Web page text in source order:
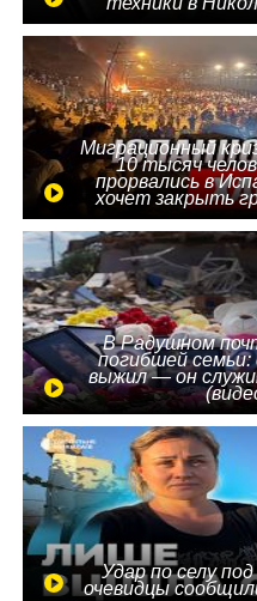
Миграционный
10 тысяч
прорвались в
хочет закрыть
В Радушном
погибшей
выжил — он
Удар по селу
очевидцы